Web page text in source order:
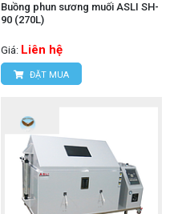
Buồng phun sương muối ASLI SH-
90 (270L)
Giá: Liên hệ
ĐẶT MUA